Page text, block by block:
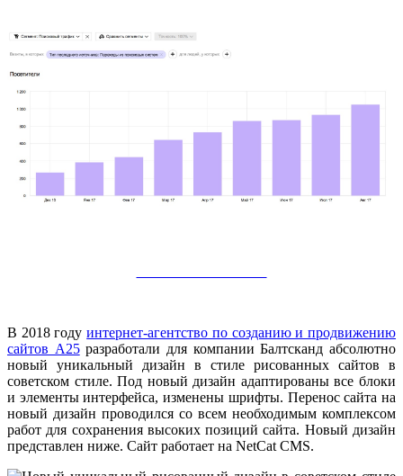
В 2018 годуинтернет-агентство по созданию и продвижению
сайтов А25разработали для компании Балтсканд абсолютно
новый уникальный дизайн в стиле рисованных сайтов в
советском стиле. Под новый дизайн адаптированы все блоки
и элементы интерфейса, изменены шрифты. Перенос сайта на
новый дизайн проводился со всем необходимым комплексом
работ для сохранения высоких позиций сайта. Новый дизайн
представлен ниже. Сайт работает на NetCat CMS.